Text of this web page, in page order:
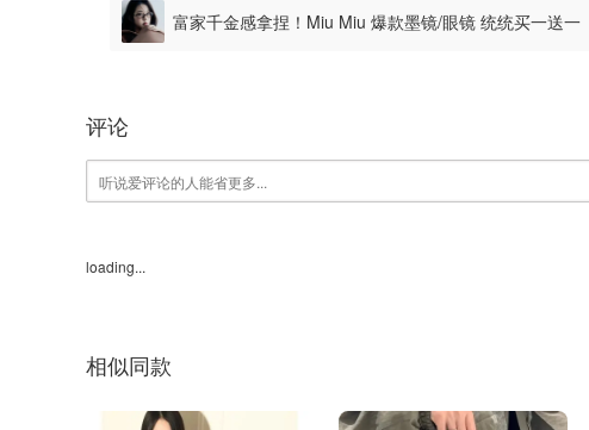
富家千金感拿捏！Miu Miu 爆款墨镜/眼镜 统统买一送一
评论
loading...
相似同款